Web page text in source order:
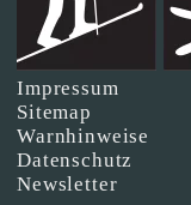
Impressum
Sitemap
Warnhinweise
Datenschutz
Newsletter